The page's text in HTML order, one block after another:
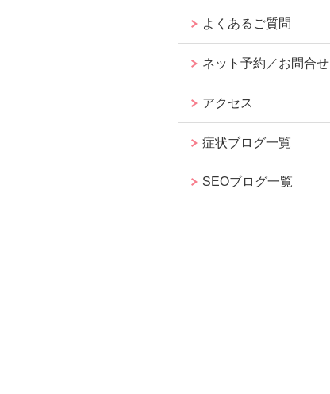
よくあるご質問
ネット予約／お問合せ
アクセス
症状ブログ一覧
SEOブログ一覧